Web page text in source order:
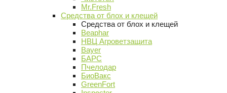
Mr.Fresh
Средства от блох и клещей
Средства от блох и клещей
Beaphar
НВЦ Агроветзащита
Bayer
БАРС
Пчелодар
БиоВакс
GreenFort